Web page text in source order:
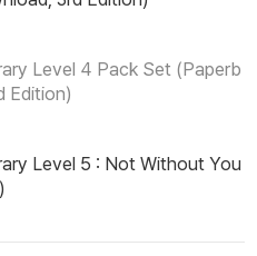
Level 4 Pack Set (Paperb
Edition)
Level 5 : Not Without You